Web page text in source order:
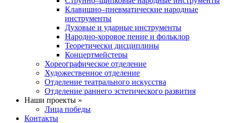
Клавишно–пневматические народные
инструменты
Духовые и ударные инструменты
Народно-хоровое пение и фольклор
Теоретически дисциплины
Концертмейстеры
Хореографическое отделение
Художественное отделение
Отделение театрального искусства
Отделение раннего эстетического развития
Наши проекты »
Лица победы
Контакты